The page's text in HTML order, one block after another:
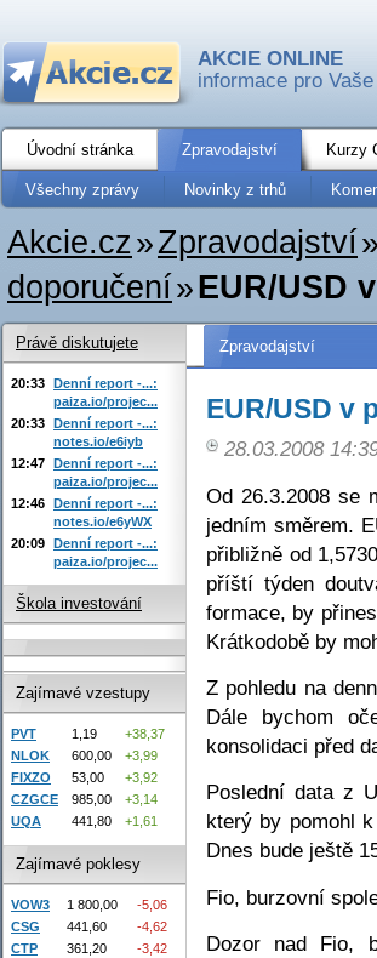
AKCIE ONLINE
informace pro
Úvodní stránka Zpravodajství Kurzy
Všechny zprávy Novinky z trhů
Akcie.cz»Zpravodajství»
doporučení»EUR/USD
Zpravodajství
EUR/USD v
28.03.2008
Od 26.3.2008 se
jedním směrem.
přibližně od
příští týden
formace, by
Krátkodobě by
Z pohledu na
Dále bychom
konsolidaci před
Poslední data z
který by pomohl
Dnes bude ještě
Fio, burzovní
Dozor nad Fio,
Právě diskutujete
20:33 Denní report -...:
paiza.io/projec...
20:33 Denní report -...:
notes.io/e6iyb
12:47 Denní report -...:
paiza.io/projec...
12:46 Denní report -...:
notes.io/e6yWX
20:09 Denní report -...:
paiza.io/projec...
Škola investování
Zajímavé vzestupy
PVT 1,19
+38,37
NLOK
600,00
+3,99
FIXZO
53,00
+3,92
CZGCE
985,00
+3,14
UQA
441,80 +1,61
Zajímavé poklesy
VOW3 1 800,00
-5,06
CSG
441,60
-4,62
CTP
361,20
-3,42